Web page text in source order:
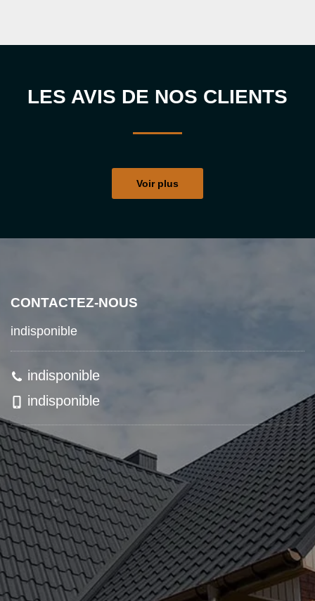
LES AVIS DE NOS CLIENTS
Voir plus
CONTACTEZ-NOUS
indisponible
indisponible
indisponible